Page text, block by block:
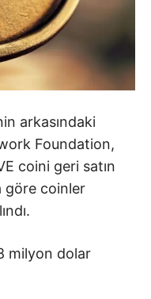
arkasındaki
Foundation,
coini geri satın
göre coinler
milyon dolar